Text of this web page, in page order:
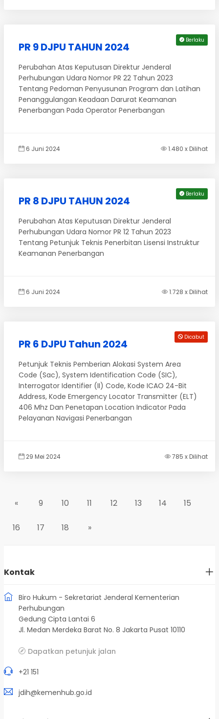
Berlaku
PR 9 DJPU TAHUN 2024
Perubahan Atas Keputusan Direktur Jenderal
Perhubungan Udara Nomor PR 22 Tahun 2023
Tentang Pedoman Penyusunan Program dan Latihan
Penanggulangan Keadaan Darurat Keamanan
Penerbangan Pada Operator Penerbangan
6 Juni 2024 1.480 x Dilihat
Berlaku
PR 8 DJPU TAHUN 2024
Perubahan Atas Keputusan Direktur Jenderal
Perhubungan Udara Nomor PR 12 Tahun 2023
Tentang Petunjuk Teknis Penerbitan Lisensi Instruktur
Keamanan Penerbangan
6 Juni 2024 1.728 x Dilihat
Dicabut
PR 6 DJPU Tahun 2024
Petunjuk Teknis Pemberian Alokasi System Area
Code (Sac), System Identification Code (SIC),
Interrogator Identifier (II) Code, Kode ICAO 24-Bit
Address, Kode Emergency Locator Transmitter (ELT)
406 Mhz Dan Penetapan Location Indicator Pada
Pelayanan Navigasi Penerbangan
29 Mei 2024 785 x Dilihat
« 9 10 11 12 13 14 15
16 17 18 »
Kontak
Biro Hukum - Sekretariat Jenderal Kementerian
Perhubungan
Gedung Cipta Lantai 6
Jl. Medan Merdeka Barat No. 8 Jakarta Pusat 10110
Dapatkan petunjuk jalan
+21 151
jdih@kemenhub.go.id